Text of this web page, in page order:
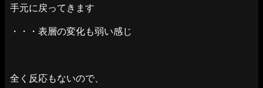
手元に戻ってきます
・・・表層の変化も弱い感じ
全く反応もないので、